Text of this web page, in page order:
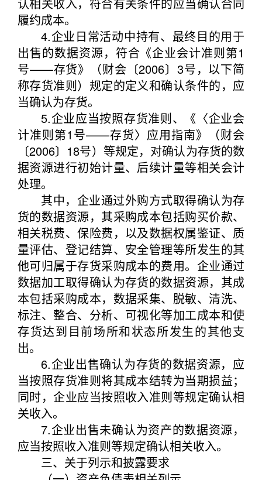
履约成本。
4.企业日常活动中持有、最终目的用于
出售的数据资源，符合《企业会计准则第1
号——存货》（财会〔2006〕3号，以下简
称存货准则）规定的定义和确认条件的，应
当确认为存货。
5.企业应当按照存货准则、《〈企业会
计准则第1号——存货〉应用指南》（财会
〔2006〕18号）等规定，对确认为存货的数
据资源进行初始计量、后续计量等相关会计
处理。
其中，企业通过外购方式取得确认为存
货的数据资源，其采购成本包括购买价款、
相关税费、保险费，以及数据权属鉴证、质
量评估、登记结算、安全管理等所发生的其
他可归属于存货采购成本的费用。企业通过
数据加工取得确认为存货的数据资源，其成
本包括采购成本，数据采集、脱敏、清洗、
标注、整合、分析、可视化等加工成本和使
存货达到目前场所和状态所发生的其他支
出。
6.企业出售确认为存货的数据资源，应
当按照存货准则将其成本结转为当期损益；
同时，企业应当按照收入准则等规定确认相
关收入。
7.企业出售未确认为资产的数据资源，
应当按照收入准则等规定确认相关收入。
三、关于列示和披露要求